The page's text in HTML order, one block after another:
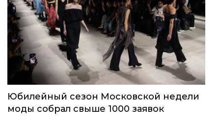
Юбилейный сезон Московской недели
моды собрал свыше 1000 заявок